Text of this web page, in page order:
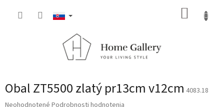
Obal ZT5500 zlatý pr13cm v12cm 4083.18
Priemerné